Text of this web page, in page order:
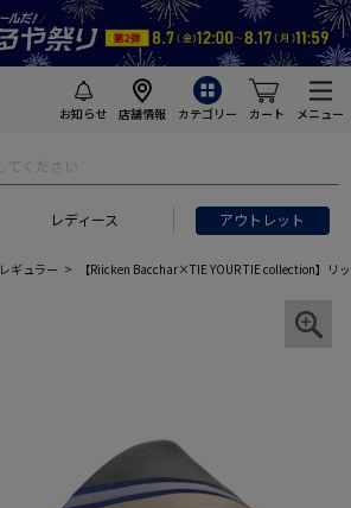
お知らせ 店舗情報 カテゴリー カート メニュー
レディース アウトレット
レギュラー 【Riicken Bacchar×TIE YOUR TIE collection】